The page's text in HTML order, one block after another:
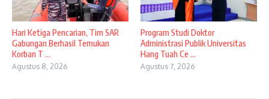
Hari Ketiga Pencarian, Tim SAR
Gabungan Berhasil Temukan
Korban T ...
Agustus 8, 2026
Program Studi Doktor
Administrasi Publik Universitas
Hang Tuah Ce ...
Agustus 7, 2026